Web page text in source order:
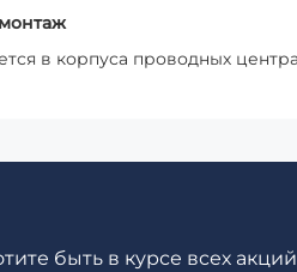
в корпуса проводных
быть в курсе всех